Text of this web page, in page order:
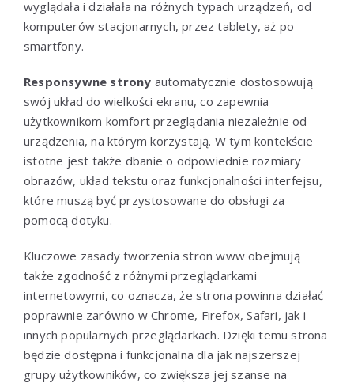
wyglądała i działała na różnych typach urządzeń, od
komputerów stacjonarnych, przez tablety, aż po
smartfony.
Responsywne strony automatycznie dostosowują
swój układ do wielkości ekranu, co zapewnia
użytkownikom komfort przeglądania niezależnie od
urządzenia, na którym korzystają. W tym kontekście
istotne jest także dbanie o odpowiednie rozmiary
obrazów, układ tekstu oraz funkcjonalności interfejsu,
które muszą być przystosowane do obsługi za
pomocą dotyku.
Kluczowe zasady tworzenia stron www obejmują
także zgodność z różnymi przeglądarkami
internetowymi, co oznacza, że strona powinna działać
poprawnie zarówno w Chrome, Firefox, Safari, jak i
innych popularnych przeglądarkach. Dzięki temu strona
będzie dostępna i funkcjonalna dla jak najszerszej
grupy użytkowników, co zwiększa jej szanse na